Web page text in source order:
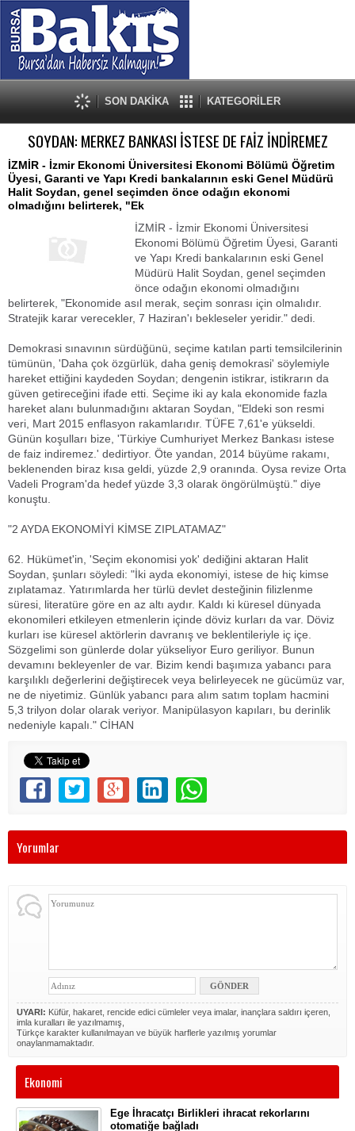
SON DAKİKA KATEGORİLER
SOYDAN: MERKEZ BANKASI İSTESE DE FAİZ İNDİREMEZ
İZMİR - İzmir Ekonomi Üniversitesi Ekonomi Bölümü Öğretim
Üyesi, Garanti ve Yapı Kredi bankalarının eski Genel Müdürü
Halit Soydan, genel seçimden önce odağın ekonomi
olmadığını belirterek, "Ek
İZMİR - İzmir Ekonomi Üniversitesi
Ekonomi Bölümü Öğretim Üyesi, Garanti
ve Yapı Kredi bankalarının eski Genel
Müdürü Halit Soydan, genel seçimden
önce odağın ekonomi olmadığını
belirterek, "Ekonomide asıl merak, seçim sonrası için olmalıdır.
Stratejik karar verecekler, 7 Haziran'ı bekleseler yeridir." dedi.
Demokrasi sınavının sürdüğünü, seçime katılan parti temsilcilerinin
tümünün, 'Daha çok özgürlük, daha geniş demokrasi' söylemiyle
hareket ettiğini kaydeden Soydan; dengenin istikrar, istikrarın da
güven getireceğini ifade etti. Seçime iki ay kala ekonomide fazla
hareket alanı bulunmadığını aktaran Soydan, "Eldeki son resmi
veri, Mart 2015 enflasyon rakamlarıdır. TÜFE 7,61'e yükseldi.
Günün koşulları bize, 'Türkiye Cumhuriyet Merkez Bankası istese
de faiz indiremez.' dedirtiyor. Öte yandan, 2014 büyüme rakamı,
beklenenden biraz kısa geldi, yüzde 2,9 oranında. Oysa revize Orta
Vadeli Program'da hedef yüzde 3,3 olarak öngörülmüştü." diye
konuştu.
"2 AYDA EKONOMİYİ KİMSE ZIPLATAMAZ"
62. Hükümet'in, 'Seçim ekonomisi yok' dediğini aktaran Halit
Soydan, şunları söyledi: "İki ayda ekonomiyi, istese de hiç kimse
zıplatamaz. Yatırımlarda her türlü devlet desteğinin filizlenme
süresi, literatüre göre en az altı aydır. Kaldı ki küresel dünyada
ekonomileri etkileyen etmenlerin içinde döviz kurları da var. Döviz
kurları ise küresel aktörlerin davranış ve beklentileriyle iç içe.
Sözgelimi son günlerde dolar yükseliyor Euro geriliyor. Bunun
devamını bekleyenler de var. Bizim kendi başımıza yabancı para
karşılıklı değerlerini değiştirecek veya belirleyecek ne gücümüz var,
ne de niyetimiz. Günlük yabancı para alım satım toplam hacmini
5,3 trilyon dolar olarak veriyor. Manipülasyon kapıları, bu derinlik
nedeniyle kapalı." CİHAN
Yorumlar
UYARI: Küfür, hakaret, rencide edici cümleler veya imalar, inançlara saldırı içeren,
imla kuralları ile yazılmamış,
Türkçe karakter kullanılmayan ve büyük harflerle yazılmış yorumlar
onaylanmamaktadır.
Ekonomi
Ege İhracatçı Birlikleri ihracat rekorlarını
otomatiğe bağladı